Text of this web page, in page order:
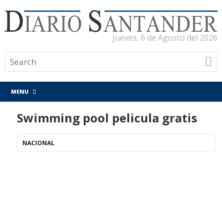
Jueves, 6 de Agosto del 2026
MENU
Swimming pool pelicula gratis
NACIONAL